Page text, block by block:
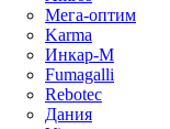
Мега-оптим
Karma
Инкар-М
Fumagalli
Rebotec
Дания